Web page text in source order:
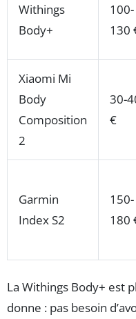
Withings
Body+
100-
130
Xiaomi Mi
Body
Composition
2
30-
€
Garmin
Index S2
150-
180
La Withings Body+ est
donne : pas besoin